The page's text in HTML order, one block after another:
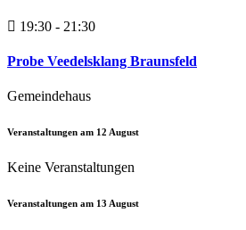
19:30 - 21:30
Probe Veedelsklang Braunsfeld
Gemeindehaus
Veranstaltungen am 12 August
Keine Veranstaltungen
Veranstaltungen am 13 August